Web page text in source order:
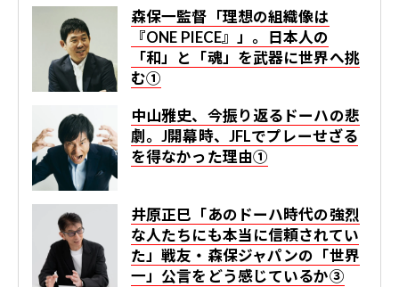
森保一監督「理想の組織像は
『ONE PIECE』」。日本人の
「和」と「魂」を武器に世界へ挑
む①
中山雅史、今振り返るドーハの悲
劇。J開幕時、JFLでプレーせざる
を得なかった理由①
井原正巳「あのドーハ時代の強烈
な人たちにも本当に信頼されてい
た」戦友・森保ジャパンの「世界
一」公言をどう感じているか③